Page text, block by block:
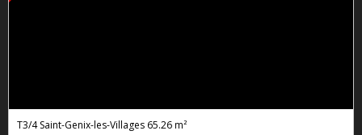
T3/4 Saint-Genix-les-Villages 65.26 m²